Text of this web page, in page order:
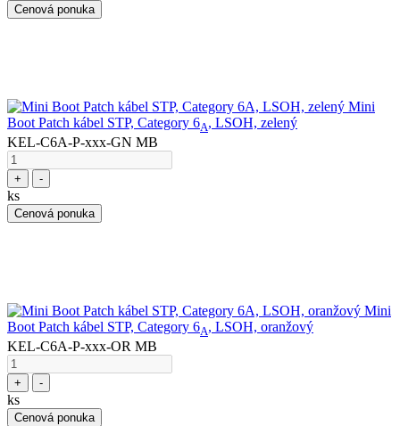
Cenová ponuka
Mini
Boot Patch kábel STP, Category 6A, LSOH, zelený
KEL-C6A-P-xxx-GN MB
+ -
ks
Cenová ponuka
Mini
Boot Patch kábel STP, Category 6A, LSOH, oranžový
KEL-C6A-P-xxx-OR MB
+ -
ks
Cenová ponuka